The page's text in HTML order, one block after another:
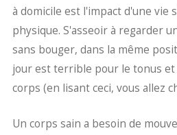
à domicile est l'impact d'une vie
physique. S'asseoir à regarder
sans bouger, dans la même
jour est terrible pour le tonus
corps (en lisant ceci, vous allez
Un corps sain a besoin de